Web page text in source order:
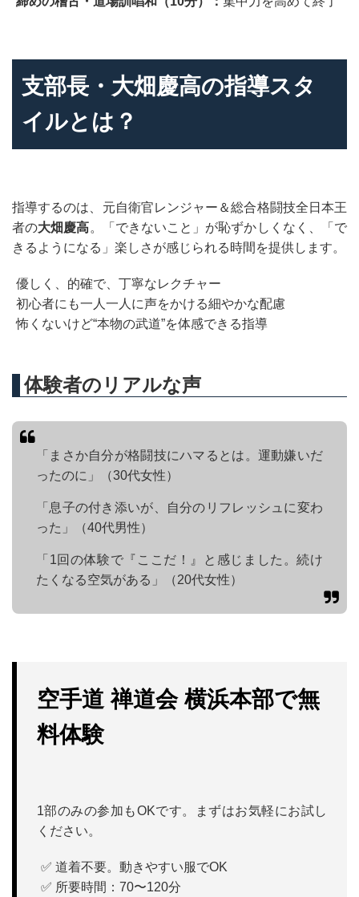
支部長・大畑慶高の指導スタ
イルとは？
指導するのは、元自衛官レンジャー＆総合格闘技全日本王
者の大畑慶高。「できないこと」が恥ずかしくなく、「で
きるようになる」楽しさが感じられる時間を提供します。
優しく、的確で、丁寧なレクチャー
初心者にも一人一人に声をかける細やかな配慮
怖くないけど“本物の武道”を体感できる指導
体験者のリアルな声
「まさか自分が格闘技にハマるとは。運動嫌いだ
ったのに」（30代女性）
「息子の付き添いが、自分のリフレッシュに変わ
った」（40代男性）
「1回の体験で『ここだ！』と感じました。続け
たくなる空気がある」（20代女性）
空手道 禅道会 横浜本部で無
料体験
1部のみの参加もOKです。まずはお気軽にお試し
ください。
✅ 道着不要。動きやすい服でOK
✅ 所要時間：70〜120分